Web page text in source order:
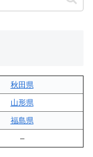
秋田県
山形県
福島県
–